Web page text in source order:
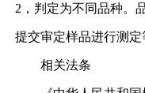
2，判定为不同品种。
提交审定样品进行测定
相关法条